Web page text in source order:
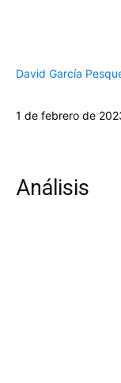
David García
1 de febrero de
Análisis